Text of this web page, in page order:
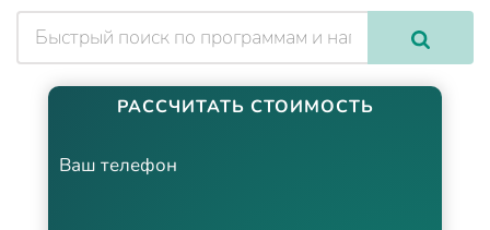
РАССЧИТАТЬ СТОИМОСТЬ
Ваш телефон